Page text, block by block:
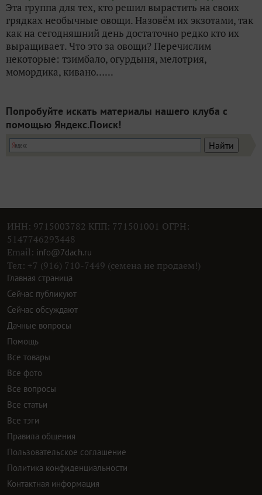
Эта группа для тех, кто решил вырастить на своих
грядках необычные овощи. Назовём их экзотами, так
как на сегодняшний день достаточно редко кто их
выращивает. Что это за овощи? Перечислим
некоторые: тзимбало, огурдыня, мелотрия,
момордика, кивано…...
Попробуйте искать материалы нашего клуба с
помощью Яндекс.Поиск!
ИНН: 9715003782 КПП: 771501001 ОГРН:
5147746293448
Email: info@7dach.ru
Тел: +7 (916) 710-7449 (семена не продаем!)
Главная страница
Сейчас публикуют
Сейчас обсуждают
Дачные вопросы
Помощь
Все товары
Все фото
Все вопросы
Все статьи
Все тэги
Правила общения
Пользовательское соглашение
Политика конфиденциальности
Контактная информация